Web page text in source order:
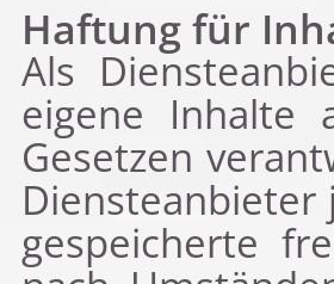
Haftung für
Als
eigene Inhalte
Gesetzen
gespeicherte